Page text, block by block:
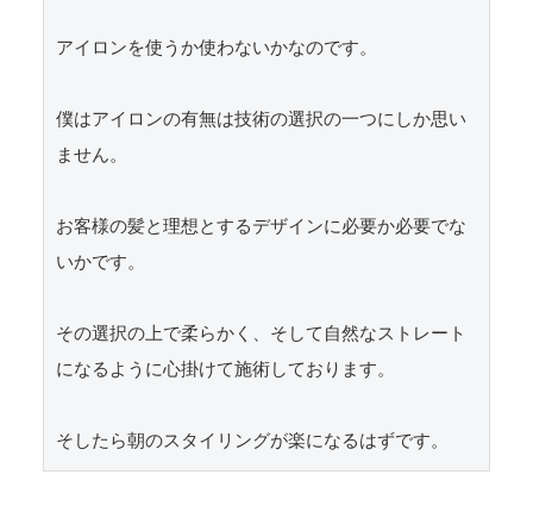
アイロンを使うか使わないかなのです。
僕はアイロンの有無は技術の選択の一つにしか思い
ません。
お客様の髪と理想とするデザインに必要か必要でな
いかです。
その選択の上で柔らかく、そして自然なストレート
になるように心掛けて施術しております。
そしたら朝のスタイリングが楽になるはずです。